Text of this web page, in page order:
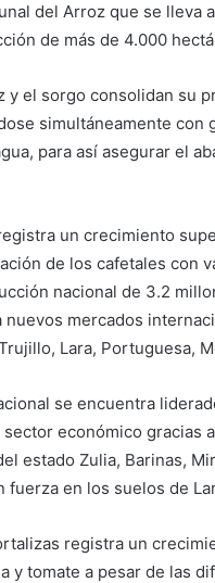
del Arroz que se lleva
de más de 4.000
y el sorgo consolidan su
simultáneamente con
para así asegurar el
un crecimiento
de los cafetales con
nacional de 3.2
mercados
Lara, Portuguesa,
se encuentra
económico gracias
estado Zulia, Barinas,
fuerza en los suelos de
registra un
y tomate a pesar de las